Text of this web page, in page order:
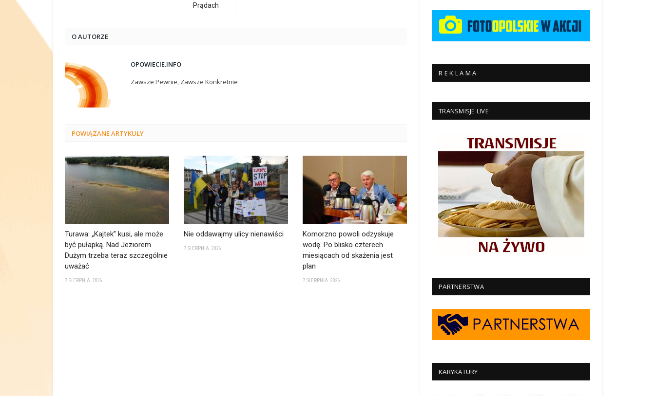
Prądach
O AUTORZE
OPOWIECIE.INFO
Zawsze Pewnie, Zawsze Konkretnie
POWIĄZANEARTYKUŁY
Turawa: „Kajtek” kusi, ale może
być pułapką. Nad Jeziorem
Dużym trzeba teraz szczególnie
uważać
7 SIERPNIA 2026
Nie oddawajmy ulicy nienawiści
7 SIERPNIA 2026
Komorzno powoli odzyskuje
wodę. Po blisko czterech
miesiącach od skażenia jest
plan
7 SIERPNIA 2026
R E K L A M A
TRANSMISJE LIVE
PARTNERSTWA
KARYKATURY